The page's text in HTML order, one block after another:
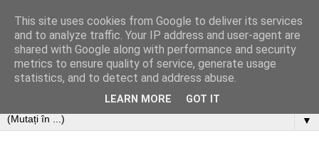
▼
This site uses cookies from Google to deliver its services
and to analyze traffic. Your IP address and user-agent are
shared with Google along with performance and security
metrics to ensure quality of service, generate usage
statistics, and to detect and address abuse.
LEARN MORE GOT IT